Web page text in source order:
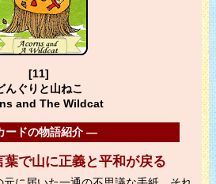
[11]
んぐりと山ねこ
and The Wildcat
ードの物語紹介 ―
葉で山に正義と平和が戻る